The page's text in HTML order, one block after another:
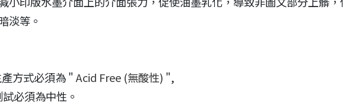
淡等。
方式必須為 " Acid Free (無酸性) ",
必須為中性。